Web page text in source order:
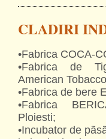
CLADIRI
•Fabrica COCA-
•Fabrica de
American
•Fabrica de bere
•Fabrica
Ploiesti;
•Incubator de